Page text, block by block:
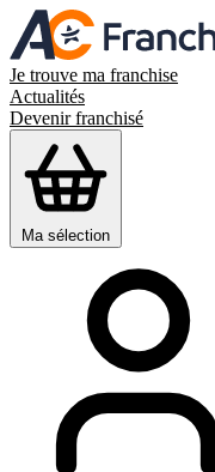
Je trouve ma franchise
Actualités
Devenir franchisé
Ma sélection